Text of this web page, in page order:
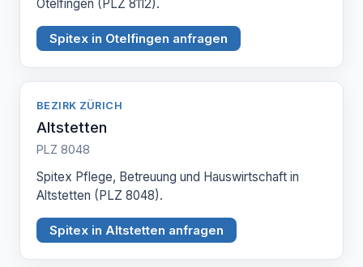
Otelfingen (PLZ 8112).
Spitex in Otelfingen anfragen
BEZIRK ZÜRICH
Altstetten
PLZ 8048
Spitex Pflege, Betreuung und Hauswirtschaft in
Altstetten (PLZ 8048).
Spitex in Altstetten anfragen